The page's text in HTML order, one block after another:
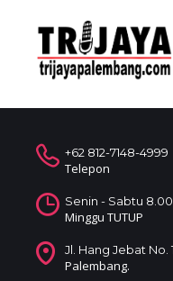
+62 812-7148-4999
Telepon
Senin - Sabtu
Minggu TUTUP
Jl. Hang Jebat No.
Palembang.